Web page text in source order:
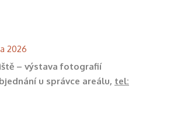
2026
– výstava fotografií
u správce areálu, tel: